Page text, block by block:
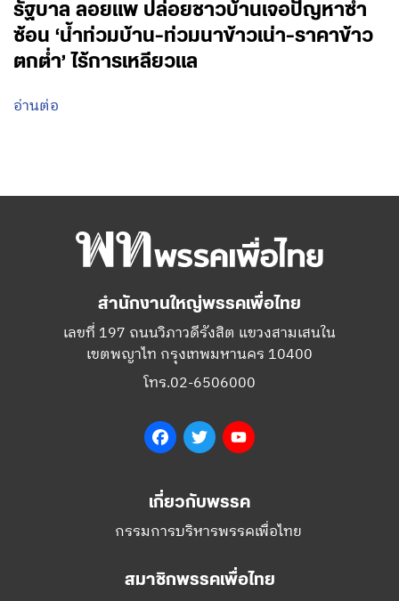
รัฐบาล ลอยแพ ปล่อยชาวบ้านเจอปัญหาซ้ำ
ซ้อน ‘น้ำท่วมบ้าน-ท่วมนาข้าวเน่า-ราคาข้าว
ตกต่ำ’ ไร้การเหลียวแล
อ่านต่อ
สำนักงานใหญ่พรรคเพื่อไทย
เลขที่ 197 ถนนวิภาวดีรังสิต แขวงสามเสนใน
เขตพญาไท กรุงเทพมหานคร 10400
โทร.02-6506000
FacebookTwitter
เกี่ยวกับพรรค
กรรมการบริหารพรรคเพื่อไทย
สมาชิกพรรคเพื่อไทย